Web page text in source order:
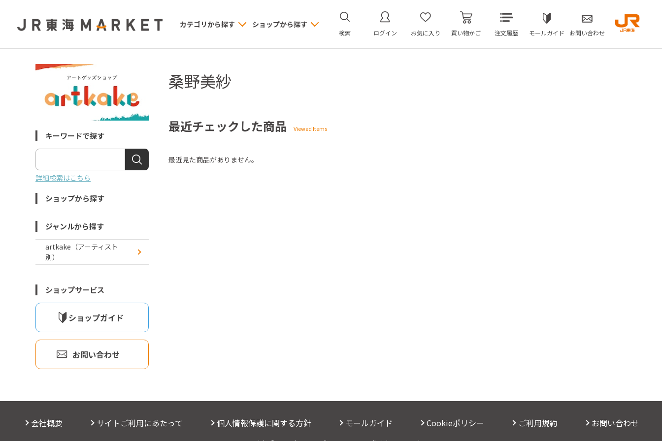
カテゴリから探す ショップから探す
検索 ログイン お気に入り 買い物かご 注文履歴 モールガイド お問い合わせ
キーワードで探す
詳細検索はこちら
ショップから探す
ジャンルから探す
artkake（アーティスト
別）
ショップサービス
ショップガイド
お問い合わせ
桑野美紗
最近チェックした商品
最近見た商品がありません。
会社概要 サイトご利用にあたって 個人情報保護に関する方針 モールガイド Cookieポリシー ご利用規約 お問い合わせ